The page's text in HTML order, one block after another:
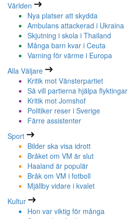
Världen
Nya platser att skydda
Ambulans attackerad i Ukraina
Skjutning i skola i Thailand
Många barn kvar i Ceuta
Varning för värme i Europa
Alla Väljare
Kritik mot Vänsterpartiet
Så vill partierna hjälpa flyktingar
Kritik mot Jomshof
Politiker reser i Sverige
Färre assistenter
Sport
Bilder ska visa idrott
Bråket om VM är slut
Haaland är populär
Bråk om VM i fotboll
Mjällby vidare i kvalet
Kultur
Hon var viktig för många